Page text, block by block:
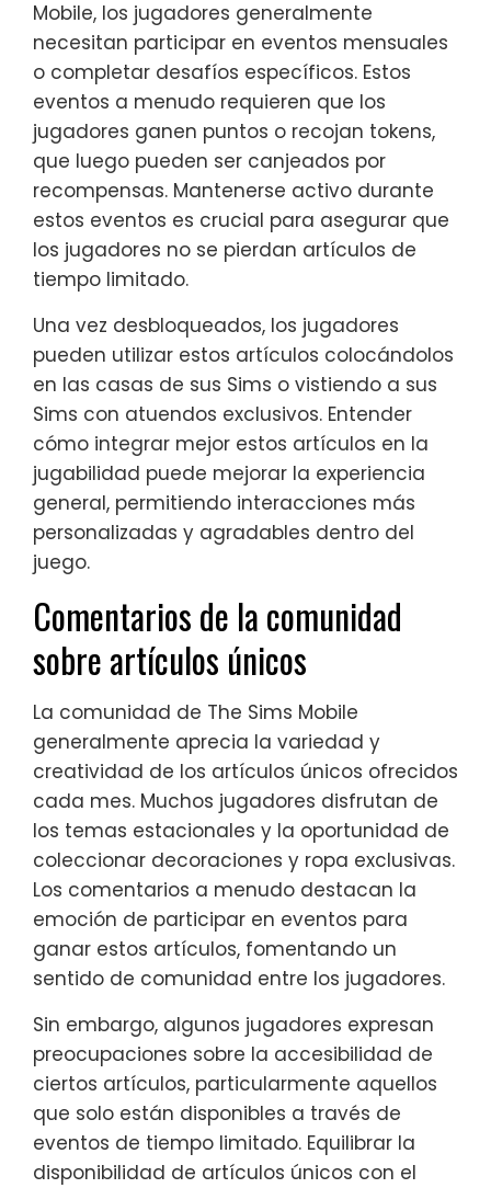
Mobile, los jugadores generalmente
necesitan participar en eventos mensuales
o completar desafíos específicos. Estos
eventos a menudo requieren que los
jugadores ganen puntos o recojan tokens,
que luego pueden ser canjeados por
recompensas. Mantenerse activo durante
estos eventos es crucial para asegurar que
los jugadores no se pierdan artículos de
tiempo limitado.
Una vez desbloqueados, los jugadores
pueden utilizar estos artículos colocándolos
en las casas de sus Sims o vistiendo a sus
Sims con atuendos exclusivos. Entender
cómo integrar mejor estos artículos en la
jugabilidad puede mejorar la experiencia
general, permitiendo interacciones más
personalizadas y agradables dentro del
juego.
Comentarios de la comunidad
sobre artículos únicos
La comunidad de The Sims Mobile
generalmente aprecia la variedad y
creatividad de los artículos únicos ofrecidos
cada mes. Muchos jugadores disfrutan de
los temas estacionales y la oportunidad de
coleccionar decoraciones y ropa exclusivas.
Los comentarios a menudo destacan la
emoción de participar en eventos para
ganar estos artículos, fomentando un
sentido de comunidad entre los jugadores.
Sin embargo, algunos jugadores expresan
preocupaciones sobre la accesibilidad de
ciertos artículos, particularmente aquellos
que solo están disponibles a través de
eventos de tiempo limitado. Equilibrar la
disponibilidad de artículos únicos con el